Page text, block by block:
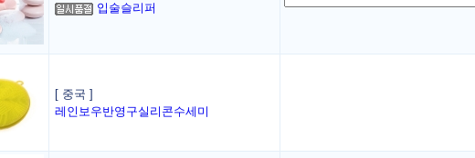
입술슬리퍼
[ 중국 ]
레인보우반영구실리콘수세미